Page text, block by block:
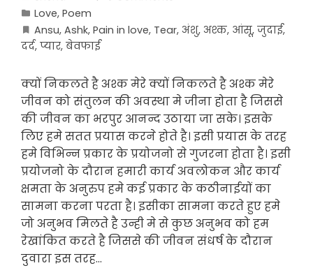
Love, Poem
Ansu, Ashk, Pain in love, Tear, अंशु, अश्क, आंसू, जुदाई,
दर्द, प्यार, बेवफाई
क्यों निकलते है अश्क मेरे क्यों निकलते है अश्क मेरे
जीवन को संतुलन की अवस्था मे जीना होता है जिससे
की जीवन का भरपुर आनन्द उठाया जा सके। इसके
लिए हमे सतत प्रयास करने होते है। इसी प्रयास के तरह
हमे विभिन्न प्रकार के प्रयोजनो से गुजरना होता है। इसी
प्रयोजनो के दौरान हमारी कार्य अवलोकन और कार्य
क्षमता के अनुरुप हमे कई प्रकार के कठीनाईयों का
सामना करना परता है। इसीका सामना करते हुए हमे
जो अनुभव मिलते है उन्ही मे से कुछ अनुभव को हम
रेखांकित करते है जिससे की जीवन संधर्ष के दौरान
दुवारा इस तरह…